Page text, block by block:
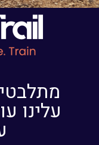
עלינו